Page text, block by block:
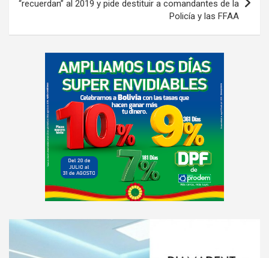
“recuerdan” al 2019 y pide destituir a comandantes de la
Policía y las FFAA
e
t
A